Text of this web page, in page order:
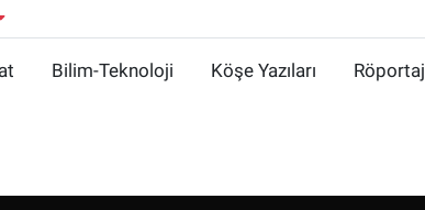
Bilim-Teknoloji Köşe Yazıları Röportaj